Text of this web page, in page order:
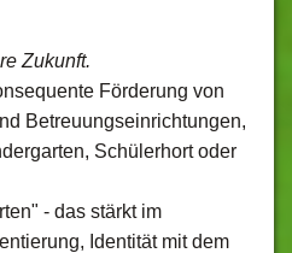
Zukunft.
Förderung von
Betreuungseinrichtungen,
Schülerhort oder
- das stärkt im
Identität mit dem